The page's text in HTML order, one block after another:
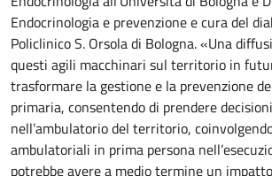
Endocrinologia e prevenzione e cura del
Policlinico S. Orsola di Bologna. «Una
questi agili macchinari sul territorio in
trasformare la gestione e la prevenzione
primaria, consentendo di prendere
nell’ambulatorio del territorio,
ambulatoriali in prima persona
potrebbe avere a medio termine un